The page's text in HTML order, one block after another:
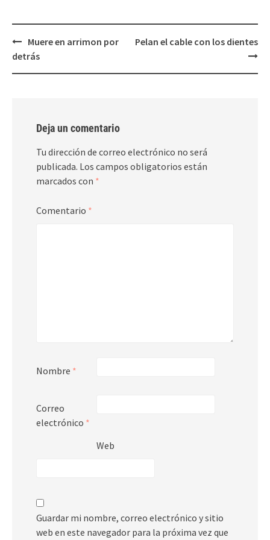
Post
navigation
Muere en arrimon por
detrás
Pelan el cable con los dientes
Deja un comentario
Tu dirección de correo electrónico no será
publicada. Los campos obligatorios están
marcados con *
Comentario *
Nombre *
Correo
electrónico *
Web
Guardar mi nombre, correo electrónico y sitio
web en este navegador para la próxima vez que